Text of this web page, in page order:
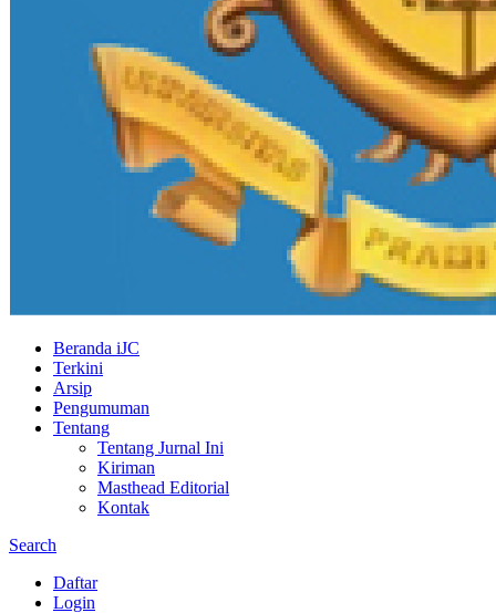
Beranda iJC
Terkini
Arsip
Pengumuman
Tentang
Tentang Jurnal Ini
Kiriman
Masthead Editorial
Kontak
Search
Daftar
Login